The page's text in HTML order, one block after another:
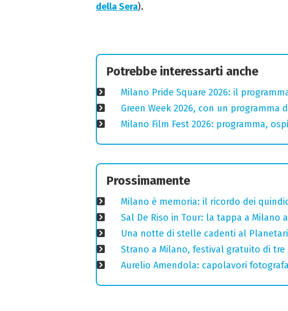
della Sera).
Potrebbe interessarti anche
Milano Pride Square 2026: il
Green Week 2026, con un
Milano Film Fest 2026: programma,
Prossimamente
Milano è memoria: il ricordo dei
Sal De Riso in Tour: la tappa a
Una notte di stelle cadenti al
Strano a Milano, festival gratuito di
Aurelio Amendola: capolavori